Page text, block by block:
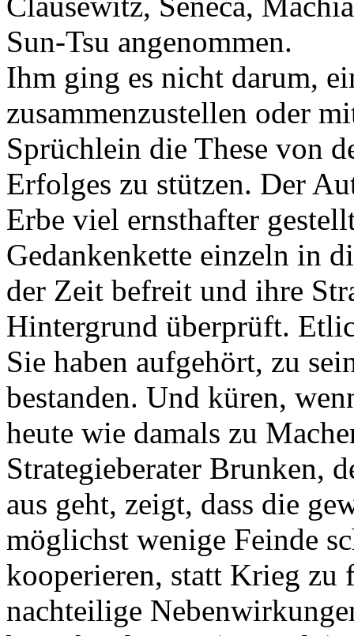
Sun-Tsu angenommen.
Ihm ging es nicht darum,
zusammenzustellen oder
Sprüchlein die These von
Erfolges zu stützen. Der
Erbe viel ernsthafter
Gedankenkette einzeln in
der Zeit befreit und ihre
Hintergrund überprüft.
Sie haben aufgehört, zu
bestanden. Und küren,
heute wie damals zu
Strategieberater Brunken,
aus geht, zeigt, dass die
möglichst wenige Feinde
kooperieren, statt Krieg
nachteilige